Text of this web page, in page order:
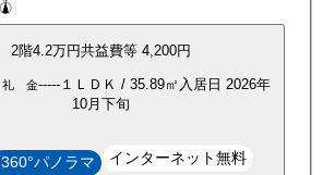
2階4.2万円共益費等 4,200円
礼 金-----１ＬＤＫ / 35.89㎡ 入居日 2026年
10月下旬
360°パノラマ インターネット無料